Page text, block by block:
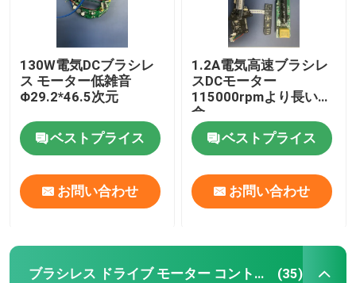
130W電気DCブラシレ
ス モーター低雑音
Φ29.2*46.5次元
ベストプライス
お問い合わせ
1.2A電気高速ブラシレ
スDCモーター
115000rpmより長い寿
命
ベストプライス
お問い合わせ
ブラシレス ドライブ モーター コントローラー (35)